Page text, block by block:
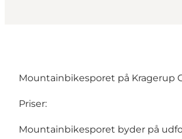
Mountainbikesporet på Kragerup
Priser:
Mountainbikesporet byder på